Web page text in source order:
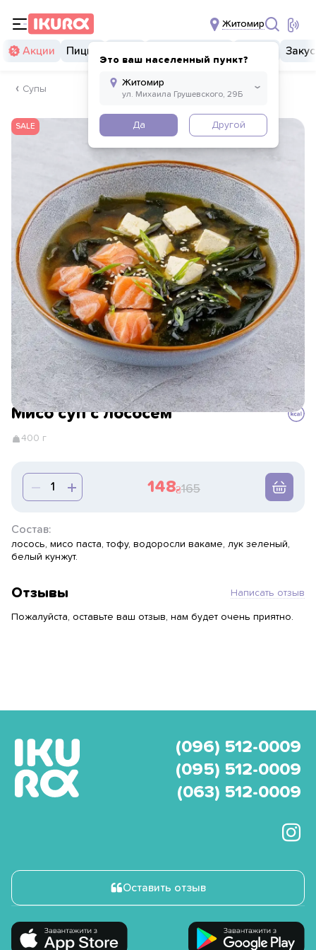
Житомир
Это ваш населенный пункт?
Да Другой
Акции Пицца
Супы
SALE
Мисо суп с лососем
400 г
148 165
Состав:
лосось, мисо паста, тофу, водоросли вакаме, лук зеленый,
белый кунжут.
Отзывы Написать отзыв
Пожалуйста, оставьте ваш отзыв, нам будет очень приятно.
(096) 512-0009
(095) 512-0009
(063) 512-0009
Оставить отзыв